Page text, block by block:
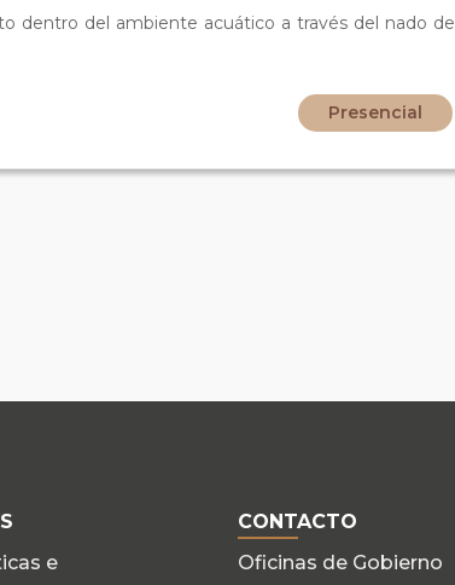
dentro del ambiente acuático a través del nado de
Presencial
e
CONTACTO
Oficinas de Gobierno